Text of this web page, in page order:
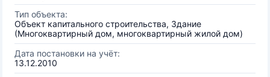
Тип объекта:
Объект капитального строительства, Здание
(Многоквартирный дом, многоквартирный жилой дом)
Дата постановки на учёт:
13.12.2010